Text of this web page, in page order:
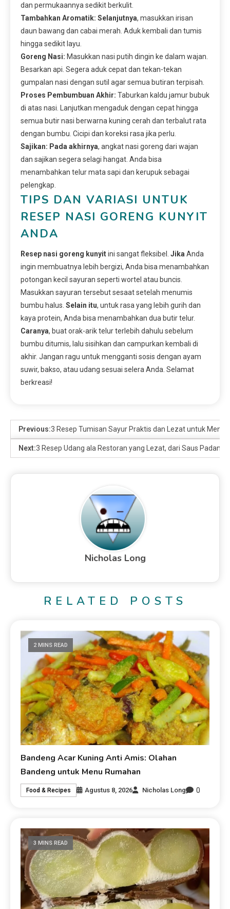
dan permukaannya sedikit berkulit.
Tambahkan Aromatik: Selanjutnya, masukkan irisan
daun bawang dan cabai merah. Aduk kembali dan tumis
hingga sedikit layu.
Goreng Nasi: Masukkan nasi putih dingin ke dalam wajan.
Besarkan api. Segera aduk cepat dan tekan-tekan
gumpalan nasi dengan sutil agar semua butiran terpisah.
Proses Pembumbuan Akhir: Taburkan kaldu jamur bubuk
di atas nasi. Lanjutkan mengaduk dengan cepat hingga
semua butir nasi berwarna kuning cerah dan terbalut rata
dengan bumbu. Cicipi dan koreksi rasa jika perlu.
Sajikan: Pada akhirnya, angkat nasi goreng dari wajan
dan sajikan segera selagi hangat. Anda bisa
menambahkan telur mata sapi dan kerupuk sebagai
pelengkap.
TIPS DAN VARIASI UNTUK
RESEP NASI GORENG KUNYIT
ANDA
Resep nasi goreng kunyitini sangat fleksibel. Jika Anda
ingin membuatnya lebih bergizi, Anda bisa menambahkan
potongan kecil sayuran seperti wortel atau buncis.
Masukkan sayuran tersebut sesaat setelah menumis
bumbu halus. Selain itu, untuk rasa yang lebih gurih dan
kaya protein, Anda bisa menambahkan dua butir telur.
Caranya, buat orak-arik telur terlebih dahulu sebelum
bumbu ditumis, lalu sisihkan dan campurkan kembali di
akhir. Jangan ragu untuk mengganti sosis dengan ayam
suwir, bakso, atau udang sesuai selera Anda. Selamat
berkreasi!
Previous:3 Resep Tumisan Sayur Praktis dan Lezat untuk Menu
Next:3 Resep Udang ala Restoran yang Lezat, dari Saus Padang
Nicholas Long
RELATED POSTS
2 MINS READ
Bandeng Acar Kuning Anti Amis: Olahan
Bandeng untuk Menu Rumahan
Food & Recipes Agustus 8, 2026 Nicholas Long 0
3 MINS READ